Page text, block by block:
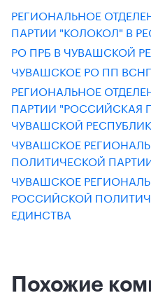
РЕГИОНАЛЬНОЕ
ПАРТИИ "КОЛОКОЛ" В
РО ПРБ В ЧУВАШСКОЙ
ЧУВАШСКОЕ РО ПП
РЕГИОНАЛЬНОЕ
ПАРТИИ "РОССИЙСКАЯ
ЧУВАШСКОЙ
ЧУВАШСКОЕ
ПОЛИТИЧЕСКОЙ
ЧУВАШСКОЕ
РОССИЙСКОЙ
ЕДИНСТВА
Похожие